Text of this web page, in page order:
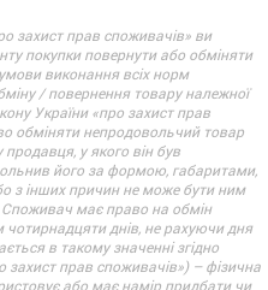
захист прав споживачів» ви
покупки повернути або обміняти
виконання всіх норм
/ повернення товару належної
України «про захист прав
обміняти непродовольчий товар
продавця, у якого він був
його за формою, габаритами,
з інших причин не може бути ним
має право на обмін
чотирнадцяти днів, не рахуючи дня
в такому значенні згідно
захист прав споживачів») – фізична
або має намір придбати чи